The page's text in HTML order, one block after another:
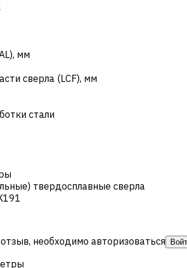
мм
сверла (LCF), мм
стали
твердосплавные сверла
необходимо авторизоваться